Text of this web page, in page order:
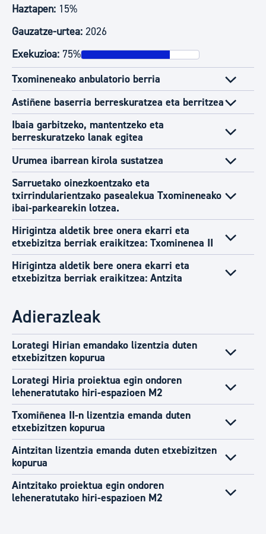
Haztapen: 15%
Gauzatze-urtea: 2026
Exekuzioa: 75%
Txomineneako anbulatorio berria
Astiñene baserria berreskuratzea eta berritzea
Ibaia garbitzeko, mantentzeko eta
berreskuratzeko lanak egitea
Urumea ibarrean kirola sustatzea
Sarruetako oinezkoentzako eta
txirrindularientzako pasealekua Txomineneako
ibai-parkearekin lotzea.
Hirigintza aldetik bree onera ekarri eta
etxebizitza berriak eraikitzea: Txominenea II
Hirigintza aldetik bere onera ekarri eta
etxebizitza berriak eraikitzea: Antzita
Adierazleak
Lorategi Hirian emandako lizentzia duten
etxebizitzen kopurua
Lorategi Hiria proiektua egin ondoren
leheneratutako hiri-espazioen M2
Txomiñenea II-n lizentzia emanda duten
etxebizitzen kopurua
Aintzitan lizentzia emanda duten etxebizitzen
kopurua
Aintzitako proiektua egin ondoren
leheneratutako hiri-espazioen M2